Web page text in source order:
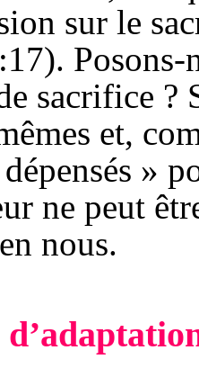
sur le
Posons-
sacrifice ?
et,
»
ne peut
nous.